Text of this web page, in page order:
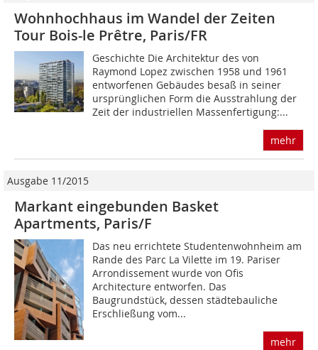
Wohnhochhaus im Wandel der Zeiten
Tour Bois-le Prêtre, Paris/FR
Geschichte Die Architektur des von
Raymond Lopez zwischen 1958 und 1961
entworfenen Gebäudes ­besaß in seiner
ursprünglichen Form die Ausstrahlung der
Zeit der industriellen Massenfer­tigung:...
mehr
Ausgabe 11/2015
Markant eingebunden Basket
Apartments, Paris/F
Das neu errichtete Studentenwohnheim am
Rande des Parc La Vilette im 19. Pariser
Arrondissement wurde von Ofis
Architecture entworfen. Das
Baugrundstück, dessen städtebauliche
Erschließung vom...
mehr